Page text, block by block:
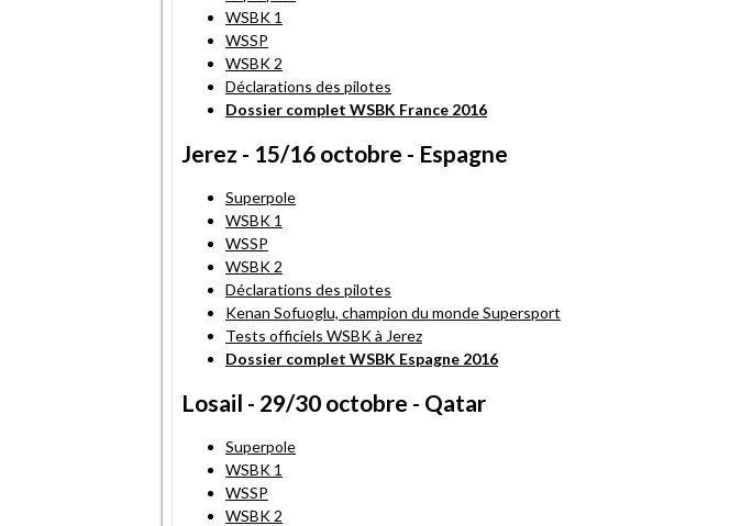
WSBK 1
WSSP
WSBK 2
Déclarations des pilotes
Dossier complet WSBK France 2016
Jerez - 15/16 octobre - Espagne
Superpole
WSBK 1
WSSP
WSBK 2
Déclarations des pilotes
Kenan Sofuoglu, champion du monde Supersport
Tests officiels WSBK à Jerez
Dossier complet WSBK Espagne 2016
Losail - 29/30 octobre - Qatar
Superpole
WSBK 1
WSSP
WSBK 2